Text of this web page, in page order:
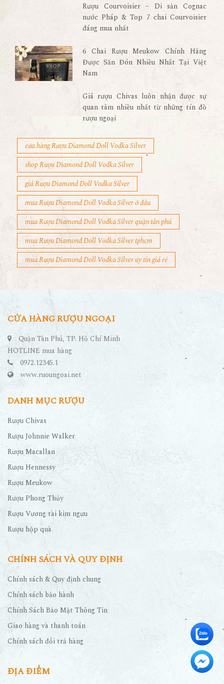
Rượu Courvoisier – Di sản Cognac
nước Pháp & Top 7 chai Courvoisier
đáng mua nhất
6 Chai Rượu Meukow Chính Hãng
Được Săn Đón Nhiều Nhất Tại Việt
Nam
Giá rượu Chivas luôn nhận được sự
quan tâm nhiều nhất từ những tín đồ
rượu ngoại
cửa hàng Rượu Diamond Doll Vodka Silver
shop Rượu Diamond Doll Vodka Silver
giá Rượu Diamond Doll Vodka Silver
mua Rượu Diamond Doll Vodka Silver ở đâu
mua Rượu Diamond Doll Vodka Silver quận tân phú
mua Rượu Diamond Doll Vodka Silver tphcm
mua Rượu Diamond Doll Vodka Silver uy tín giá rẻ
CỬA HÀNG RƯỢU NGOẠI
Quận Tân Phú, TP. Hồ Chí Minh
HOTLINE mua hàng
0972.12345.1
www.ruoungoai.net
DANH MỤC RƯỢU
Rượu Chivas
Rượu Johnnie Walker
Rượu Macallan
Rượu Hennessy
Rượu Meukow
Rượu Phong Thủy
Rượu Vương tài kim ngưu
Rượu hộp quà
CHÍNH SÁCH VÀ QUY ĐỊNH
Chính sách & Quy định chung
Chính sách bảo hành
Chính Sách Bảo Mật Thông Tin
Giao hàng và thanh toán
Chính sách đổi trả hàng
ĐỊA ĐIỂM